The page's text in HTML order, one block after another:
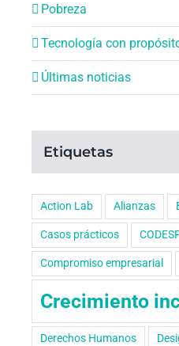
Pobreza
Tecnología con
Últimas noticias
Etiquetas
Action Lab Alianzas
Casos prácticos
Compromiso empresarial
Crecimiento
Derechos Humanos